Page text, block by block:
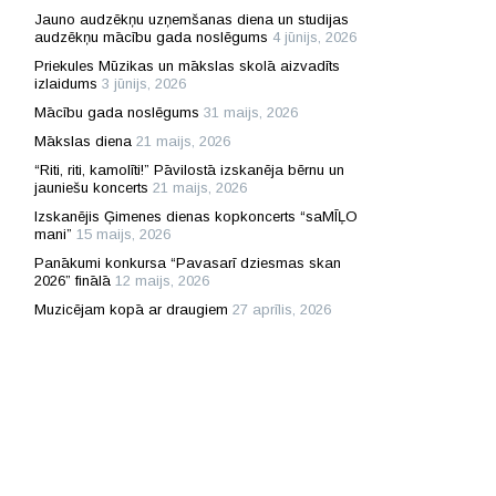
Jauno audzēkņu uzņemšanas diena un studijas
audzēkņu mācību gada noslēgums 4 jūnijs, 2026
Priekules Mūzikas un mākslas skolā aizvadīts
izlaidums 3 jūnijs, 2026
Mācību gada noslēgums 31 maijs, 2026
Mākslas diena 21 maijs, 2026
“Riti, riti, kamolīti!” Pāvilostā izskanēja bērnu un
jauniešu koncerts 21 maijs, 2026
Izskanējis Ģimenes dienas kopkoncerts “saMĪĻO
mani” 15 maijs, 2026
Panākumi konkursa “Pavasarī dziesmas skan
2026” finālā 12 maijs, 2026
Muzicējam kopā ar draugiem 27 aprīlis, 2026